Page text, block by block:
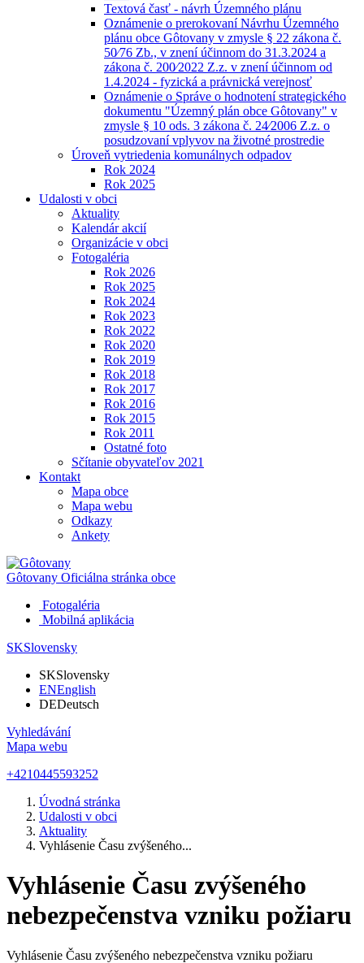
Textová časť - návrh Územného plánu
Oznámenie o prerokovaní Návrhu Územného
plánu obce Gôtovany v zmysle § 22 zákona č.
50⁄76 Zb., v znení účinnom do 31.3.2024 a
zákona č. 200⁄2022 Z.z. v znení účinnom od
1.4.2024 - fyzická a právnická verejnosť
Oznámenie o Správe o hodnotení strategického
dokumentu "Územný plán obce Gôtovany" v
zmysle § 10 ods. 3 zákona č. 24⁄2006 Z.z. o
posudzovaní vplyvov na životné prostredie
Úroveň vytriedenia komunálnych odpadov
Rok 2024
Rok 2025
Udalosti v obci
Aktuality
Kalendár akcií
Organizácie v obci
Fotogaléria
Rok 2026
Rok 2025
Rok 2024
Rok 2023
Rok 2022
Rok 2020
Rok 2019
Rok 2018
Rok 2017
Rok 2016
Rok 2015
Rok 2011
Ostatné foto
Sčítanie obyvateľov 2021
Kontakt
Mapa obce
Mapa webu
Odkazy
Ankety
Gôtovany Oficiálna stránka obce
Fotogaléria
Mobilná aplikácia
SKSlovensky
SKSlovensky
ENEnglish
DEDeutsch
Vyhledávání
Mapa webu
+4210445593252
Úvodná stránka
Udalosti v obci
Aktuality
Vyhlásenie Času zvýšeného...
Vyhlásenie Času zvýšeného
nebezpečenstva vzniku požiaru
Vyhlásenie Času zvýšeného nebezpečenstva vzniku požiaru